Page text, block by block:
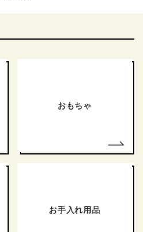
おもちゃ
お手入れ用品